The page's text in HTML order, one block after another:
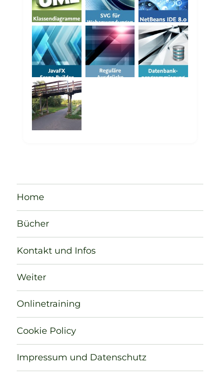
Home
Bücher
Kontakt und Infos
Weiter
Onlinetraining
Cookie Policy
Impressum und Datenschutz